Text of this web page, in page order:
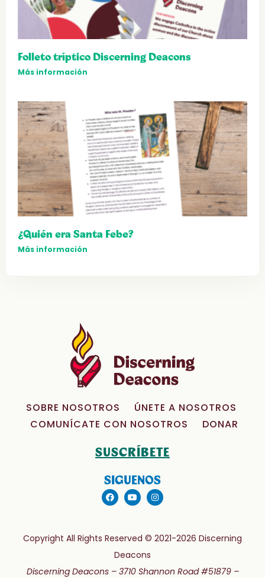
Folleto tríptico Discerning Deacons
Más información
¿Quién era Santa Febe?
Más información
SOBRE NOSOTROS
ÚNETE A NOSOTROS
COMUNÍCATE CON NOSOTROS
DONAR
SUSCRÍBETE
SIGUENOS
Copyright All Rights Reserved © 2021-2026 Discerning
Deacons
Discerning Deacons – 3710 Shannon Road #51879 –